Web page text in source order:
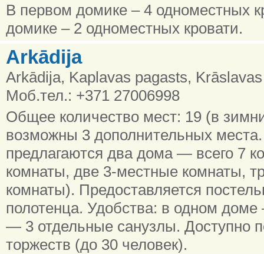
В первом домике – 4 одноместных
домике – 2 одноместных кровати.
Arkādija
Arkādija, Kaplavas pagasts,
Моб.тел.: +371 27006998
Общее количество мест: 19 (в
возможны 3 дополнительных
предлагаются два дома — всего 7
комнаты, две 3-местные комнаты,
комнаты). Предоставляется
полотенца. Удобства: в одном
— 3 отдельные санузлы. Доступно
торжеств (до 30 человек).